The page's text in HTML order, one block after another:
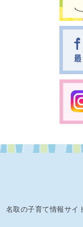
名取の子育て情報サイ